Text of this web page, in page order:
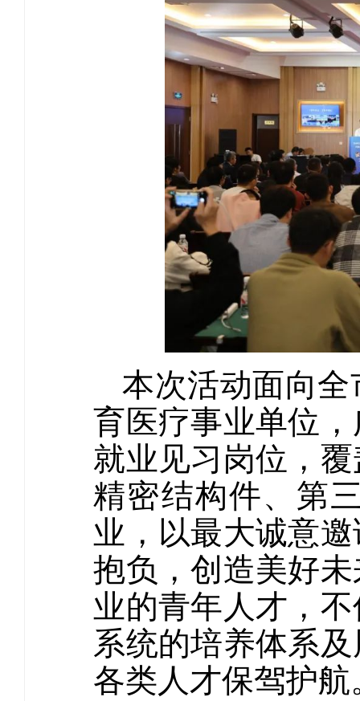
本次活动面向
育医疗事业单位
就业见习岗位，
精密结构件、第
业，以最大诚意
抱负，创造美好
业的青年人才，
系统的培养体系
各类人才保驾护航